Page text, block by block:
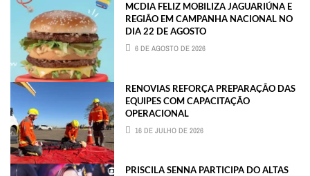
MCDIA FELIZ MOBILIZA JAGUARIÚNA E
REGIÃO EM CAMPANHA NACIONAL NO
DIA 22 DE AGOSTO
6 DE AGOSTO DE 2026
RENOVIAS REFORÇA PREPARAÇÃO DAS
EQUIPES COM CAPACITAÇÃO
OPERACIONAL
16 DE JULHO DE 2026
PRISCILA SENNA PARTICIPA DO ALTAS